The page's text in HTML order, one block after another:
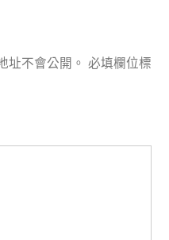
址不會公開。 必填欄位標